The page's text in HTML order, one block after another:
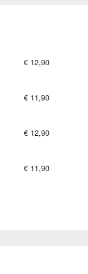
€ 12,90
€ 11,90
€ 12,90
€ 11,90